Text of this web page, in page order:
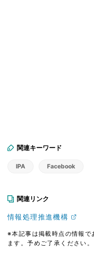
関連キーワード
IPA Facebook
関連リンク
情報処理推進機構
※本記事は掲載時点の情報で
ます。予めご了承ください。